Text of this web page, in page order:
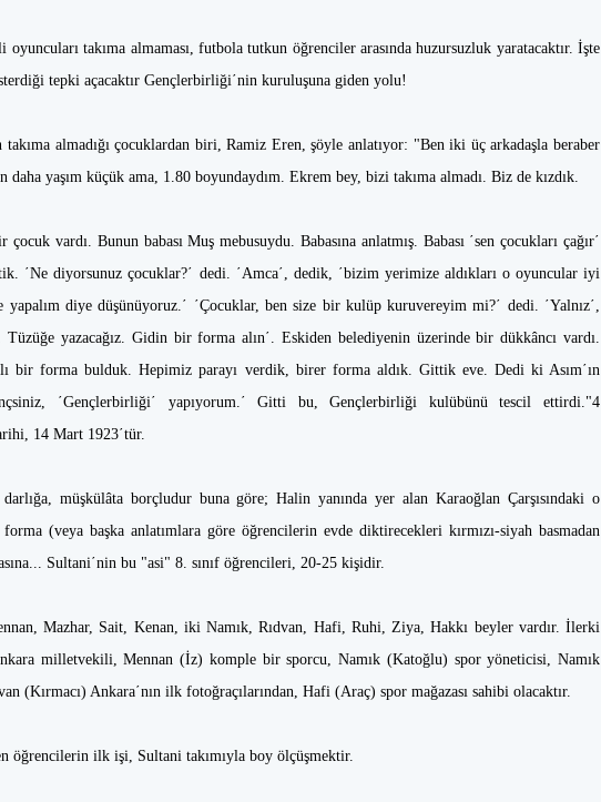
takıma almaması, futbola tutkun öğrenciler arasında huzursuzluk yaratacaktır. İşte
tepki açacaktır Gençlerbirliği΄nin kuruluşuna giden yolu!
almadığı çocuklardan biri, Ramiz Eren, şöyle anlatıyor: "Ben iki üç arkadaşla beraber
daha yaşım küçük ama, 1.80 boyundaydım. Ekrem bey, bizi takıma almadı. Biz de kızdık.
çocuk vardı. Bunun babası Muş mebusuydu. Babasına anlatmış. Babası ΄sen çocukları çağır΄
΄Ne diyorsunuz çocuklar?΄ dedi. ΄Amca΄, dedik, ΄bizim yerimize aldıkları o oyuncular iyi
diye düşünüyoruz.΄ ΄Çocuklar, ben size bir kulüp kuruvereyim mi?΄ dedi. ΄Yalnız΄,
yazacağız. Gidin bir forma alın΄. Eskiden belediyenin üzerinde bir dükkâncı vardı.
bir forma bulduk. Hepimiz parayı verdik, birer forma aldık. Gittik eve. Dedi ki Asım΄ın
΄Gençlerbirliği΄ yapıyorum.΄ Gitti bu, Gençlerbirliği kulübünü tescil ettirdi."4
14 Mart 1923΄tür.
müşkülâta borçludur buna göre; Halin yanında yer alan Karaoğlan Çarşısındaki o
forma (veya başka anlatımlara göre öğrencilerin evde diktirecekleri kırmızı-siyah basmadan
Sultani΄nin bu "asi" 8. sınıf öğrencileri, 20-25 kişidir.
Mazhar, Sait, Kenan, iki Namık, Rıdvan, Hafi, Ruhi, Ziya, Hakkı beyler vardır. İlerki
milletvekili, Mennan (İz) komple bir sporcu, Namık (Katoğlu) spor yöneticisi, Namık
(Kırmacı) Ankara΄nın ilk fotoğraçılarından, Hafi (Araç) spor mağazası sahibi olacaktır.
öğrencilerin ilk işi, Sultani takımıyla boy ölçüşmektir.